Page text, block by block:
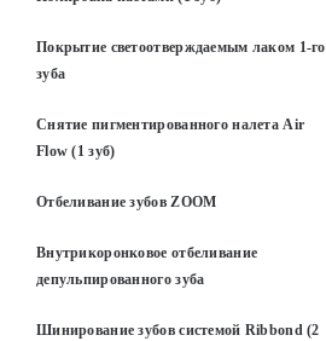
Покрытие светоотверждаемым лаком 1-го
зуба
Снятие пигментированного налета Air
Flow (1 зуб)
Отбеливание зубов ZOOM
Внутрикоронковое отбеливание
депульпированного зуба
Шинирование зубов системой Ribbond (2